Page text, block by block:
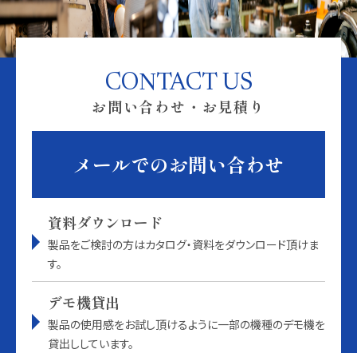
CONTACT US
お問い合わせ・お見積り
メールでのお問い合わせ
資料ダウンロード
製品をご検討の方はカタログ・資料をダウンロード頂けま
す。
デモ機貸出
製品の使用感をお試し頂けるように一部の機種のデモ機を
貸出ししています。